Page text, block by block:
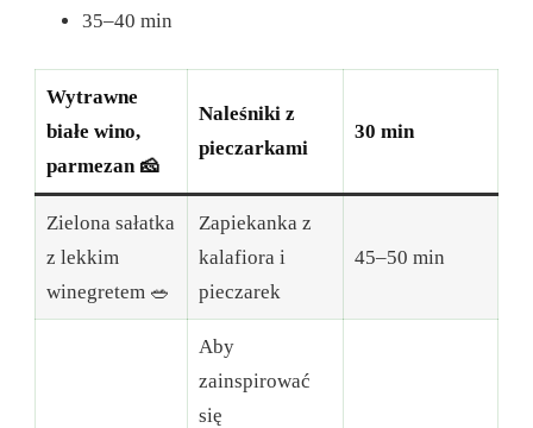
35–40 min
Wytrawne
białe wino,
parmezan 🧀
Naleśniki z
pieczarkami
30 min
Zielona sałatka
z lekkim
winegretem 🥗
Zapiekanka z
kalafiora i
pieczarek
45–50 min
Aby
zainspirować
się